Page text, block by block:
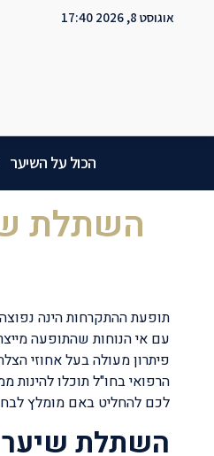
אוגוסט 8, 2026 17:40
הכול על השיער
השתלת
תופעת ההתקרחות הינה נפוצה
עם אי הנוחות שהתופעה
פיתרון מעולה בעל אחוזי
הרפואי בחו"ל תוכלו להינות
לכם להחליט באם מומלץ
השתלת שיער